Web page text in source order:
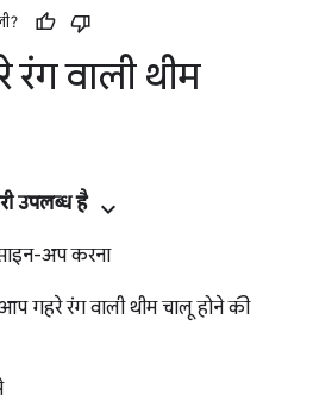
वाली थीम
उपलब्ध है
अप करना
गहरे रंग वाली थीम चालू होने की